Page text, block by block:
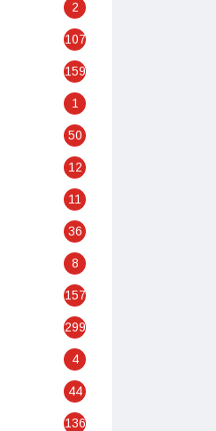
2
107
159
1
50
12
11
36
8
157
299
4
44
136